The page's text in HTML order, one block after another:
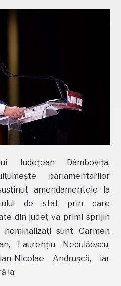
Județean Dâmbovița,
parlamentarilor
amendamentele la
de stat prin care
din județ va primi sprijin
sunt Carmen
Laurențiu Neculăescu,
Nicolae Andrușcă, iar
la: